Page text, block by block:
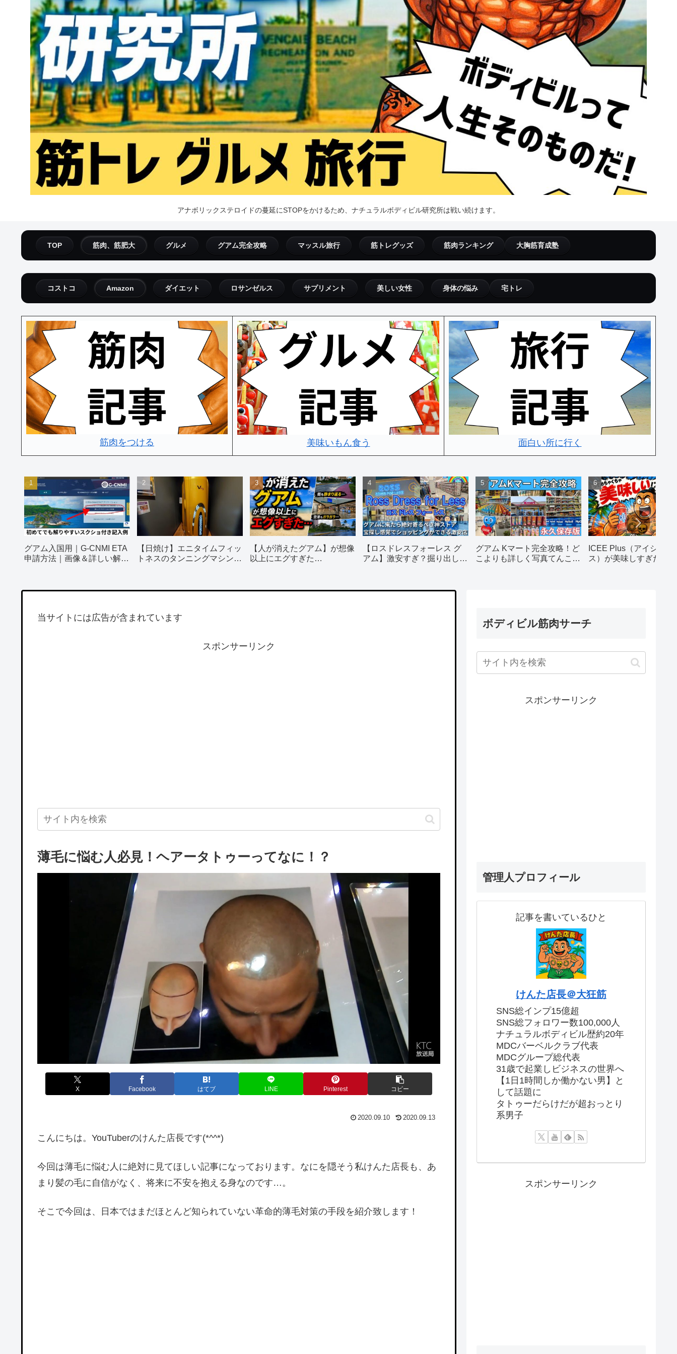
アナボリックステロイドの蔓延にSTOPをかけるため、ナチュラルボディビル研究所は戦い続けます。
TOP 筋肉、筋肥大 グルメ グアム完全攻略 マッスル旅行 筋トレグッズ 筋肉ランキング 大胸筋育成塾
コストコ Amazon ダイエット ロサンゼルス サプリメント 美しい女性 身体の悩み 宅トレ
筋肉をつける 美味いもん食う 面白い所に行く
グアム入国用｜G-CNMI ETA
申請方法｜画像＆詳しい解説
【日焼け】エニタイムフィッ
トネスのタンニングマシン使
【人が消えたグアム】が想像
以上にエグすぎた…
【ロスドレスフォーレス グ
アム】激安すぎ？掘り出し物
法
グアム Kマート完全攻略！ど
こよりも詳しく写真てんこも
ICEE Plus（アイシープ
ス）が美味しすぎたか
当サイトには広告が含まれています
スポンサーリンク
薄毛に悩む人必見！ヘアータトゥーってなに！？
X Facebook はてブ LINE Pinterest コピー
2020.09.10 2020.09.13
こんにちは。YouTuberのけんた店長です(*^^*)
今回は薄毛に悩む人に絶対に見てほしい記事になっております。なにを隠そう私けんた店長も、あ
まり髪の毛に自信がなく、将来に不安を抱える身なのです…。
そこで今回は、日本ではまだほとんど知られていない革命的薄毛対策の手段を紹介致します！
ボディビル筋肉サーチ
スポンサーリンク
管理人プロフィール
記事を書いているひと
けんた店長＠大狂筋
SNS総インプ15億超
SNS総フォロワー数100,000人
ナチュラルボディビル歴約20年
MDCバーベルクラブ代表
MDCグループ総代表
31歳で起業しビジネスの世界へ
【1日1時間しか働かない男】と
して話題に
タトゥーだらけだが超おっとり
系男子
スポンサーリンク